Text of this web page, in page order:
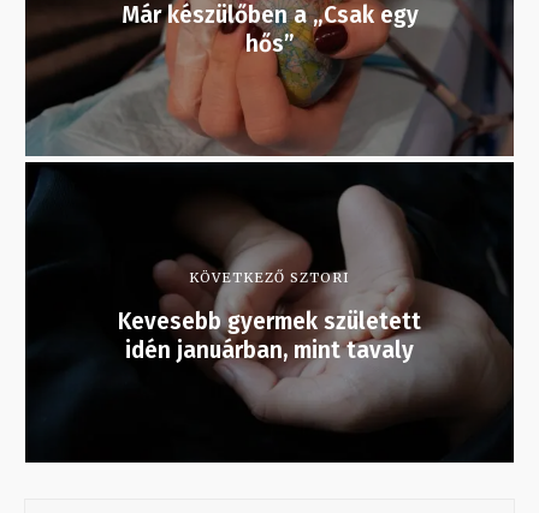
Már készülőben a „Csak egy
hős”
KÖVETKEZŐ SZTORI
Kevesebb gyermek született
idén januárban, mint tavaly